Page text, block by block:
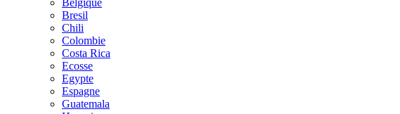
Belgique
Bresil
Chili
Colombie
Costa Rica
Ecosse
Egypte
Espagne
Guatemala